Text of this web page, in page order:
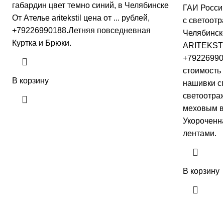
габардин цвет темно синий, в Челябинске
От Ателье aritekstil цена от ... рублей,
+79226990188.Летняя повседневная
Куртка и Брюки.
В корзину
ГАИ
с
нашивки
меховым
лентами.
В корзину